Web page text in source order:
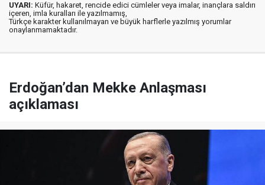
UYARI: Küfür, hakaret, rencide edici cümleler veya imalar, inançlara saldırı
içeren, imla kuralları ile yazılmamış,
Türkçe karakter kullanılmayan ve büyük harflerle yazılmış yorumlar
onaylanmamaktadır.
Erdoğan’dan Mekke Anlaşması
açıklaması